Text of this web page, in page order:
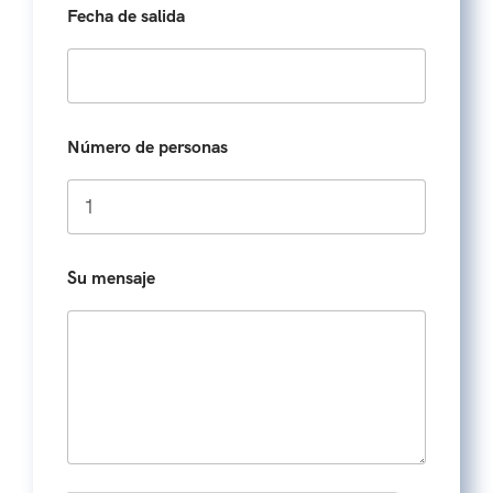
t
a
e
s
1
Fecha de salida
Número de personas
Su mensaje